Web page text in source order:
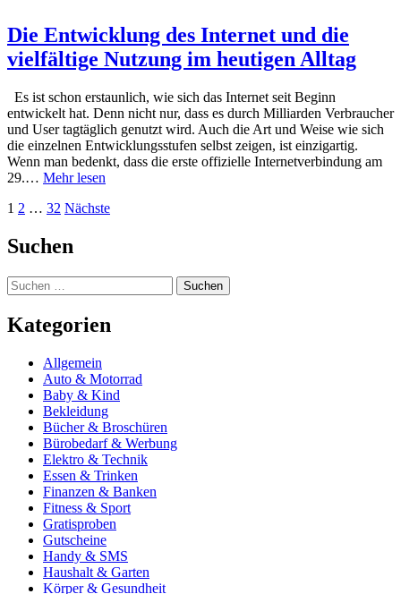
Die Entwicklung des Internet und die
vielfältige Nutzung im heutigen Alltag
Es ist schon erstaunlich, wie sich das Internet seit Beginn
entwickelt hat. Denn nicht nur, dass es durch Milliarden Verbraucher
und User tagtäglich genutzt wird. Auch die Art und Weise wie sich
die einzelnen Entwicklungsstufen selbst zeigen, ist einzigartig.
Wenn man bedenkt, dass die erste offizielle Internetverbindung am
29.… Mehr lesen
Seitennummerierung
der
Beiträge
1 2 … 32 Nächste
Suchen
Suchen
nach:
Kategorien
Allgemein
Auto & Motorrad
Baby & Kind
Bekleidung
Bücher & Broschüren
Bürobedarf & Werbung
Elektro & Technik
Essen & Trinken
Finanzen & Banken
Fitness & Sport
Gratisproben
Gutscheine
Handy & SMS
Haushalt & Garten
Körper & Gesundheit